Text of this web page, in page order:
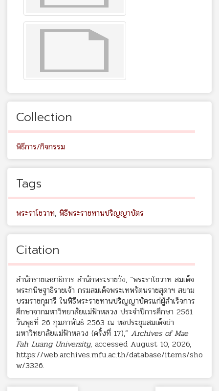
Collection
พิธีการ/กิจกรรม
Tags
พระราโชวาท, พิธีพระราชทานปริญญาบัตร
Citation
สำนักราชเลขาธิการ สำนักพระราชวัง, “พระราโชวาท สมเด็จ
พระกนิษฐาธิราชเจ้า กรมสมเด็จพระเทพรัตนราชสุดาฯ สยาม
บรมราชกุมารี ในพิธีพระราชทานปริญญาบัตรแก่ผู้สำเร็จการ
ศึกษาจากมหาวิทยาลัยแม่ฟ้าหลวง ประจำปีการศึกษา 2561
วันพุธที่ 26 กุมภาพันธ์ 2563 ณ หอประชุมสมเด็จย่า
มหาวิทยาลัยแม่ฟ้าหลวง (ครั้งที่ 17),” Archives of Mae
Fah Luang University, accessed August 10, 2026,
https://web.archives.mfu.ac.th/database/items/sho
w/3326.